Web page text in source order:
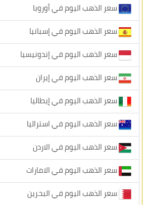
سعر الذهب اليوم في أوروبا
سعر الذهب اليوم في إسبانيا
سعر الذهب اليوم في إندونيسيا
سعر الذهب اليوم في إيران
سعر الذهب اليوم في إيطاليا
سعر الذهب اليوم في استراليا
سعر الذهب اليوم في الاردن
سعر الذهب اليوم في الامارات
سعر الذهب اليوم في البحرين